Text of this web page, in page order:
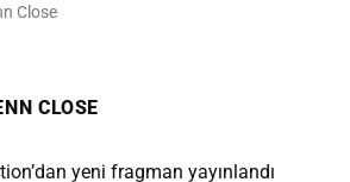
Close
CLOSE